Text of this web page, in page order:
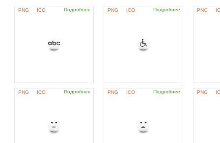
PNG ICO Подробнее PNG ICO Подробнее PNG
PNG ICO Подробнее PNG ICO Подробнее PNG